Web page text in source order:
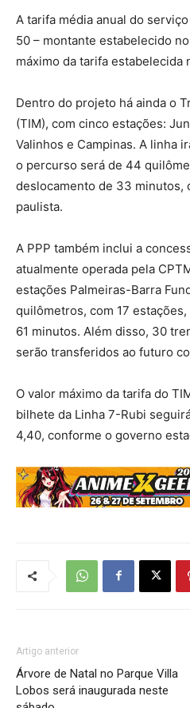
A tarifa média anual do
50 – montante estabelecido
máximo da tarifa estabelecida
Dentro do projeto há ainda o
(TIM), com cinco estações:
Valinhos e Campinas. A linha
o percurso será de 44
deslocamento de 33 minutos,
paulista.
A PPP também inclui a
atualmente operada pela
estações Palmeiras-Barra
quilômetros, com 17
61 minutos. Além disso, 30
serão transferidos ao futuro
O valor máximo da tarifa do
bilhete da Linha 7-Rubi
4,40, conforme o governo
Artigo anterior
Árvore de Natal no Parque Villa
Lobos será inaugurada neste